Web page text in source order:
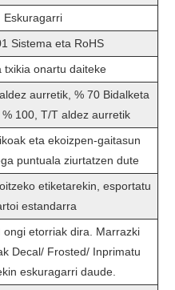
Eskuragarri
Sistema eta RoHS
txikia onartu daiteke
aurretik, % 70 Bidalketa
100, T/T aldez aurretik
eta ekoizpen-gaitasun
puntuala ziurtatzen dute
etiketarekin, esportatu
estandarra
ongi etorriak dira. Marrazki
Decal/ Frosted/ Inprimatu
eskuragarri daude.